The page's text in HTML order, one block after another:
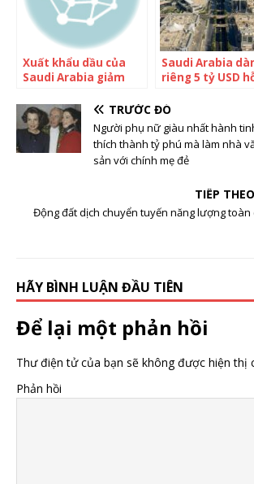
Xuất khẩu dầu của
Saudi Arabia giảm
trong 21 tháng
Saudi Arabia
riêng 5 tỷ USD
Kỳ
TRƯỚC ĐÓ
Người phụ nữ giàu nhất hành
thích thành tỷ phú mà làm nhà
sản với chính mẹ đẻ
TIẾP THEO
Động đất dịch chuyển tuyến năng lượng toàn
HÃY BÌNH LUẬN ĐẦU TIÊN
Để lại một phản hồi
Thư điện tử của bạn sẽ không được hiện thị
Phản hồi